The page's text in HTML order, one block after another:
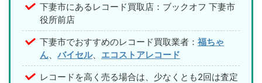
下妻市にあるレコード買取店：ブックオフ 下妻市
役所前店
下妻市でおすすめのレコード買取業者： 福ちゃ
ん
バイセル、 エコストアレコード
レコードを高く売る場合は、少なくとも2回は査定